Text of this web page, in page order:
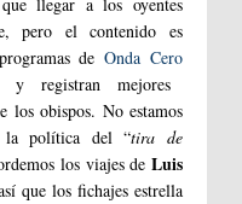
llegar a los oyentes
pero el contenido es
deOnda Cero
y registran mejores
los obispos. No estamos
la política del “tira de
los viajes de Luis
que los fichajes estrella